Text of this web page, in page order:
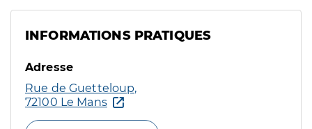
INFORMATIONS PRATIQUES
Adresse
Rue de Guetteloup,
72100 Le Mans